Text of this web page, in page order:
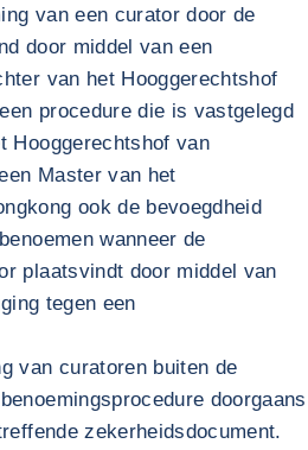
van een curator door de
door middel van een
van het Hooggerechtshof
procedure die is vastgelegd
Hooggerechtshof van
Master van het
ook de bevoegdheid
wanneer de
plaatsvindt door middel van
tegen een
van curatoren buiten de
doorgaans
zekerheidsdocument.